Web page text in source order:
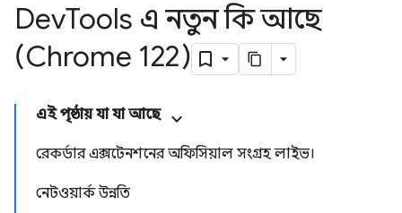
DevTools এ নতুন কি আছে
(Chrome 122)
এই পৃষ্ঠায় যা যা আছে
রেকর্ডার এক্সটেনশনের অফিসিয়াল সংগ্রহ লাইভ।
নেটওয়ার্ক উন্নতি